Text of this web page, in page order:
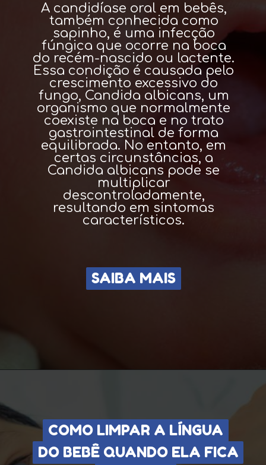
A candidíase oral em bebês,
também conhecida como
sapinho, é uma infecção
fúngica que ocorre na boca
do recém-nascido ou lactente.
Essa condição é causada pelo
crescimento excessivo do
fungo, Candida albicans, um
organismo que normalmente
coexiste na boca e no trato
gastrointestinal de forma
equilibrada. No entanto, em
certas circunstâncias, a
Candida albicans pode se
multiplicar
descontroladamente,
resultando em sintomas
característicos.
SAIBA MAIS
SAIBA MAIS
COMO LIMPAR A LÍNGUA
DO BEBÊ QUANDO ELA FICA
COMO LIMPAR A LÍNGUA
DO BEBÊ QUANDO ELA FICA